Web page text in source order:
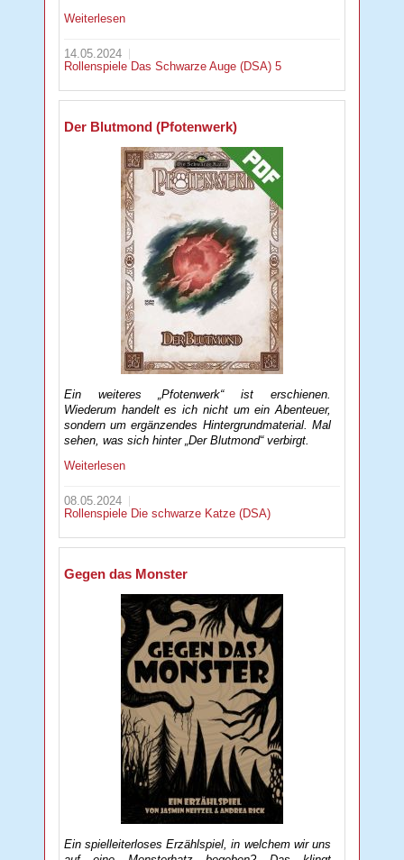
Weiterlesen
14.05.2024
Rollenspiele Das Schwarze Auge (DSA) 5
Der Blutmond (Pfotenwerk)
Ein weiteres „Pfotenwerk“ ist erschienen.
Wiederum handelt es ich nicht um ein Abenteuer,
sondern um ergänzendes Hintergrundmaterial. Mal
sehen, was sich hinter „Der Blutmond“ verbirgt.
Weiterlesen
08.05.2024
Rollenspiele Die schwarze Katze (DSA)
Gegen das Monster
Ein spielleiterloses Erzählspiel, in welchem wir uns